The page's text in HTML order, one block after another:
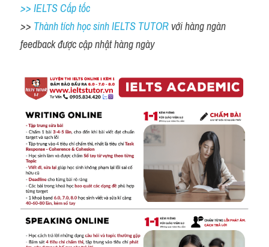
>> IELTS Cấp tốc
>> Thành tích học sinh IELTS TUTOR với hàng ngàn
feedback được cập nhật hàng ngày